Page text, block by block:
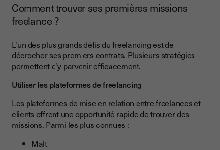
Comment trouver ses premières missions
freelance ?
L’un des plus grands défis du freelancing est de
décrocher ses premiers contrats. Plusieurs stratégies
permettent d’y parvenir efficacement.
Utiliser les plateformes de freelancing
Les plateformes de mise en relation entre freelances et
clients offrent une opportunité rapide de trouver des
missions. Parmi les plus connues :
Malt